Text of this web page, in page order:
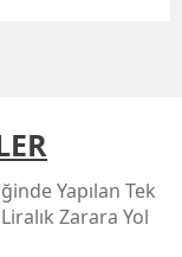
Yapılan Tek
Zarara Yol